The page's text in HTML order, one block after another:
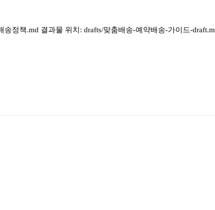
정책.md 결과물 위치: drafts/맞춤배송-예약배송-가이드-